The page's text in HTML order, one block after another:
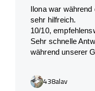
Ilona war
sehr hilfreich.
10/10,
Sehr schnelle
während unserer
438alav